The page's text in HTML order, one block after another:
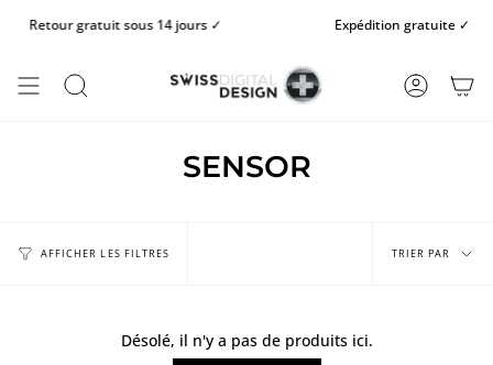
Retour gratuit sous 14 jours ✓ Expédition gratuite ✓
RECHERCHE COMPTE
SENSOR
AFFICHER LES FILTRES
par
TRIER PAR
Désolé, il n'y a pas de produits ici.